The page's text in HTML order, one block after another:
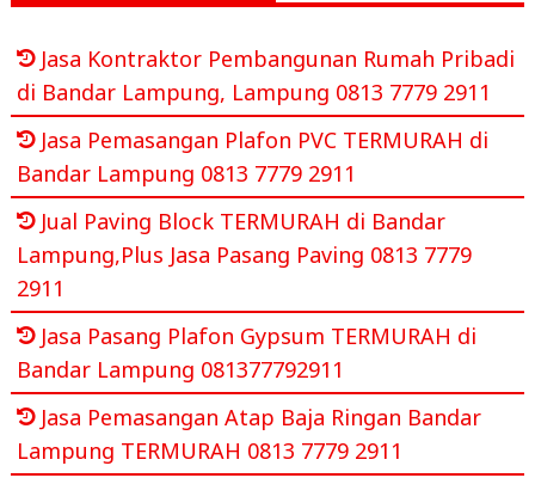
Jasa Kontraktor Pembangunan Rumah Pribadi
di Bandar Lampung, Lampung 0813 7779 2911
Jasa Pemasangan Plafon PVC TERMURAH di
Bandar Lampung 0813 7779 2911
Jual Paving Block TERMURAH di Bandar
Lampung,Plus Jasa Pasang Paving 0813 7779
2911
Jasa Pasang Plafon Gypsum TERMURAH di
Bandar Lampung 081377792911
Jasa Pemasangan Atap Baja Ringan Bandar
Lampung TERMURAH 0813 7779 2911